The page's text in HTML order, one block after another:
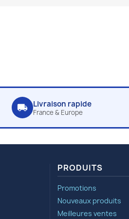
local_shipping Livraison rapide
France & Europe
PRODUITS
Promotions
Nouveaux produits
Meilleures ventes